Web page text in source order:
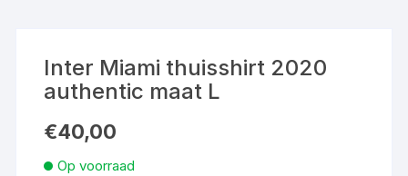
Inter Miami thuisshirt 2020
authentic maat L
€40,00
Op voorraad